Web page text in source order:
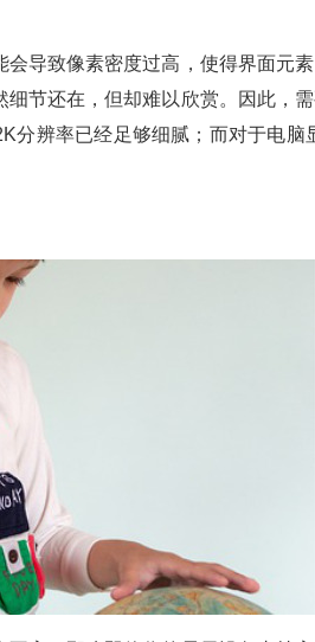
导致像素密度过高，使得界面元
节还在，但却难以欣赏。因此，
辨率已经足够细腻；而对于电脑